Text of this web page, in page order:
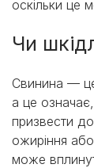
оскільки це
Чи
Свинина —
а це
призвести
ожиріння
може